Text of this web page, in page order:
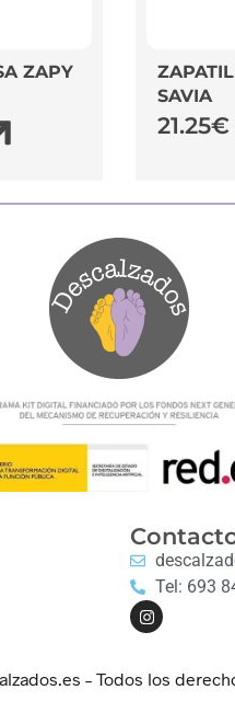
ZAPY
SAVIA
21.25€
Tel: 693
– Todos los